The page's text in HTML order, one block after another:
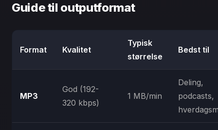
Guide til outputformat
Format Kvalitet
Typisk
størrelse
Bedst til
MP3
God (192-
320 kbps)
1 MB/min
Deling,
podcasts,